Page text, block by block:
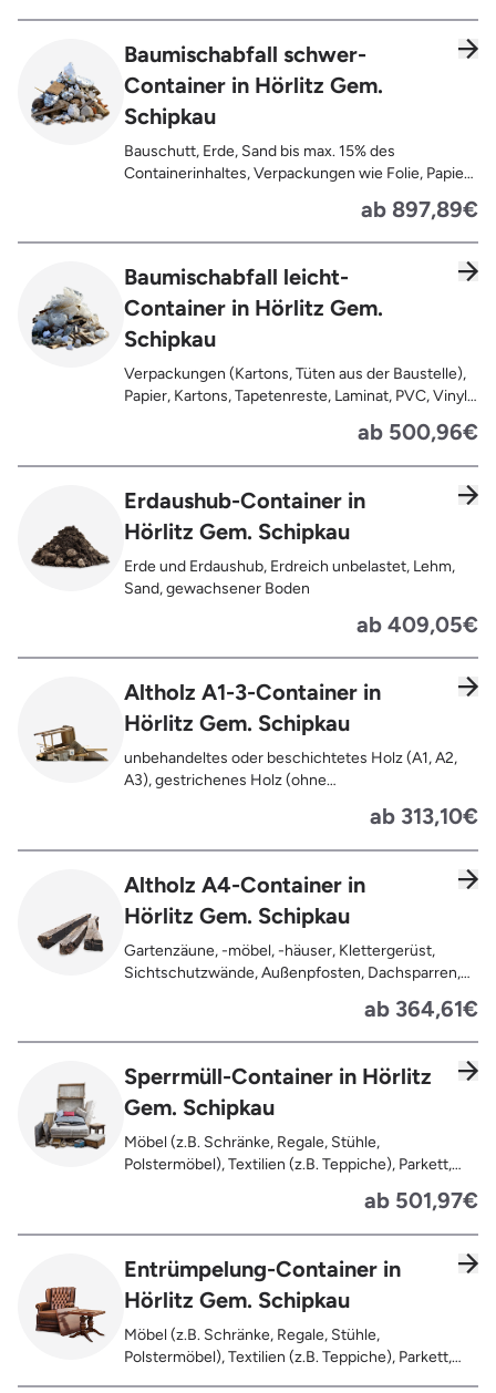
Baumischabfall schwer-
Container in Hörlitz Gem.
Schipkau
Bauschutt, Erde, Sand bis max. 15% des
Containerinhaltes, Verpackungen wie Folie, Papier,
Kunststoffe, Gummi, Styropor, Holz (z.B.
Teppiche, Gardinen, Gipswände/
Trockenbauwände, Metalle, Bleche, Rohre, Kabel,
Türen für den Innenbereich, Restentleerte
Gebinde wie Dosen, Fässer, Eimer,
Sauerkrautplatten
ab 897,89€
Baumischabfall leicht-
Container in Hörlitz Gem.
Schipkau
Verpackungen (Kartons, Tüten aus der Baustelle),
Papier, Kartons, Tapetenreste, Laminat, PVC, Vinyl,
Kunststoffe, Folien, Gummi, Styropor, Holz (z.B.
Spanplatten, Bauholz, Paletten), Textilien wie
Teppiche, Gardinen, Gipswände/
Türen für den Innenbereich, Restentleerte
Gebinde wie Dosen, Fässer, Eimer,
gesamten Containerinhalts
ab 500,96€
Erdaushub-Container in
Hörlitz Gem. Schipkau
Erde und Erdaushub, Erdreich unbelastet, Lehm,
Sand, gewachsener Boden
ab 409,05€
Altholz A1-3-Container in
Hörlitz Gem. Schipkau
unbehandeltes oder beschichtetes Holz (A1, A2,
A3), gestrichenes Holz (ohne
Oberflächenbehandlung wie Anstrich, Lasur,
Lackierung ), kleine Anhaftungen wie Nägel,
Schrauben oder Scharniere , Möbel und Türen,
Holz (z.B. Paletten, Bauholz),
Holzweichfaserplatten, Holzkisten,
ab 313,10€
Altholz A4-Container in
Hörlitz Gem. Schipkau
Gartenzäune, -möbel, -häuser, Klettergerüst,
Sichtschutzwände, Außenpfosten, Dachsparren,
behandeltes Holz (=schadstoffbelastet),
Verfaultes oder verbranntes Holz, Fensterrahmen,
Bahnschwellen, Pflanzfähle, Jägerzaun
ab 364,61€
Sperrmüll-Container in Hörlitz
Gem. Schipkau
Möbel (z.B. Schränke, Regale, Stühle,
Polstermöbel), Textilien (z.B. Teppiche), Parkett,
Koffer, Fensterholz oder Türholz / Türen (ohne
Glas), Fahrräder, Matratzen, Spielzeug, Bücher,
Laminat
ab 501,97€
Entrümpelung-Container in
Hörlitz Gem. Schipkau
Möbel (z.B. Schränke, Regale, Stühle,
Polstermöbel), Textilien (z.B. Teppiche), Parkett,